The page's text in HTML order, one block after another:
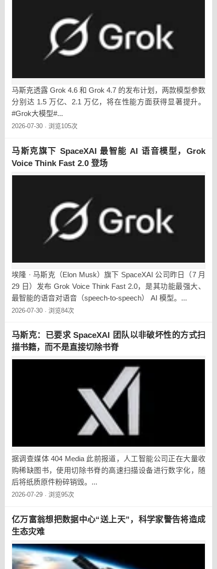
马斯克透露 Grok 4.6 和 Grok 4.7 的发布计划，两款模型参数
分别达 1.5 万亿、2.1 万亿，将在性能方面获得显著提升。
#Grok大模型#...
2026-07-30 · 浏览105次
马斯克旗下 SpaceXAI 最智能 AI 语音模型，Grok
Voice Think Fast 2.0 登场
埃隆 · 马斯克（Elon Musk）旗下 SpaceXAI 公司昨日（7 月
29 日）发布 Grok Voice Think Fast 2.0，是其功能最强大、
最智能的语音对语音（speech-to-speech） AI 模型。...
2026-07-30 · 浏览84次
马斯克：已要求 SpaceXAI 团队以非破坏性的方式扫
描书籍，而不是直接切除书脊
据调查媒体 404 Media 此前报道，人工智能公司正在大量收
购稀缺图书，使用切除书脊的高速扫描设备进行数字化，随
后将纸质原件粉碎销毁。...
2026-07-29 · 浏览95次
亿万富翁想把数据中心“送上天”，科学家警告将造成
生态灾难